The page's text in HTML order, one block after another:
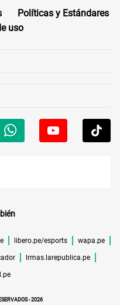
Políticas y Estándares
uso
libero.pe/esports wapa.pe
lrmas.larepublica.pe
-2026